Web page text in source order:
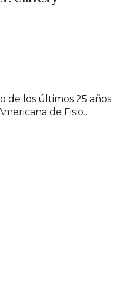
de los últimos 25 años
de Fisio...